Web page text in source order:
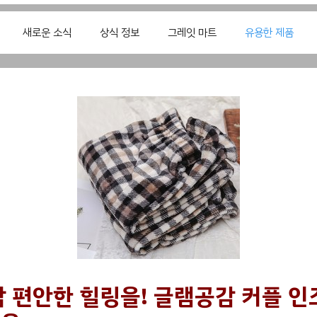
새로운 소식 상식 정보 그레잇 마트 유용한 제품
편안한 힐링을! 글램공감 커플 인